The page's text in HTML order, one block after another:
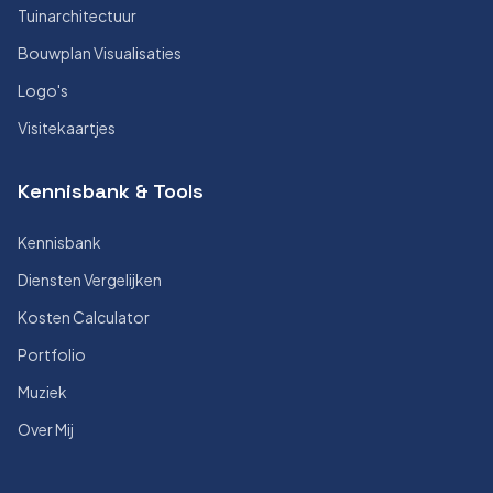
Tuinarchitectuur
Bouwplan Visualisaties
Logo's
Visitekaartjes
Kennisbank & Tools
Kennisbank
Diensten Vergelijken
Kosten Calculator
Portfolio
Muziek
Over Mij